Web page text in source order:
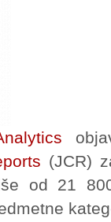
(JCR)
od 21